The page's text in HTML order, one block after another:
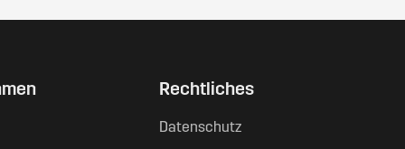
Rechtliches
Datenschutz